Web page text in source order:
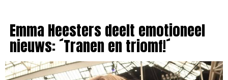
Emma Heesters deelt emotioneel
nieuws: ´Tranen en triomf!´